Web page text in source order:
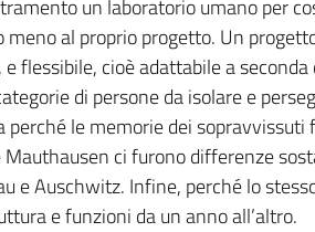
un laboratorio umano per
al proprio progetto. Un
flessibile, cioè adattabile a
di persone da isolare e
perché le memorie dei
ci furono differenze
e Auschwitz. Infine, perché lo
e funzioni da un anno all’altro.